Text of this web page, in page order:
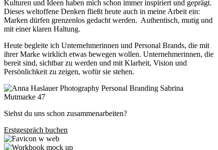
Kulturen und Ideen haben mich schon immer inspiriert und geprägt.
Dieses weltoffene Denken fließt heute auch in meine Arbeit ein:
Marken dürfen grenzenlos gedacht werden. Authentisch, mutig und
mit einer klaren Haltung.
Heute begleite ich Unternehmerinnen und Personal Brands, die mit
ihrer Marke wirklich etwas bewegen wollen. Unternehmerinnen, die
bereit sind, sichtbar zu werden und mit Klarheit, Vision und
Persönlichkeit zu zeigen, wofür sie stehen.
Siehst du uns schon zusammenarbeiten?
Erstgespräch buchen